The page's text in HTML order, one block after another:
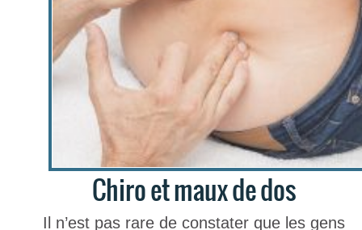
Chiro et maux de dos
Il n’est pas rare de constater que les gens